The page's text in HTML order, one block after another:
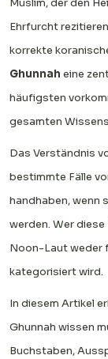
Ehrfurcht
korrekte
Ghunnah eine
häufigsten
gesamten
Das Verständnis
bestimmte Fälle
handhaben, wenn
werden. Wer
Noon-Laut weder
kategorisiert wird.
In diesem Artikel
Ghunnah wissen
Buchstaben,